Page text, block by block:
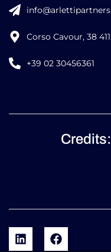
Corso Cavour, 38
+39 02 30456361
Credits: